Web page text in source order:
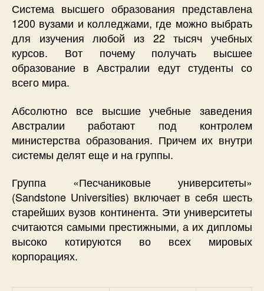
Система высшего образования представлена
1200 вузами и колледжами, где можно выбрать
для изучения любой из 22 тысяч учебных
курсов. Вот почему получать высшее
образование в Австралии едут студенты со
всего мира.
Абсолютно все высшие учебные заведения
Австралии работают под контролем
министерства образования. Причем их внутри
системы делят еще и на группы.
Группа «Песчаниковые университеты»
(Sandstone Universities) включает в себя шесть
старейших вузов континента. Эти университеты
считаются самыми престижными, а их дипломы
высоко котируются во всех мировых
корпорациях.